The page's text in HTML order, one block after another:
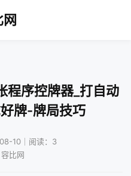
程序控牌器_打自动
牌-牌局技巧
10｜阅读：3
比网